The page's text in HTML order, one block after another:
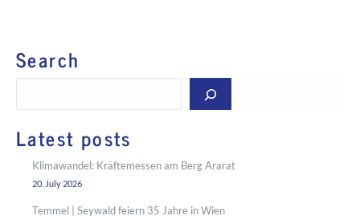
Search
Latest posts
Klimawandel: Kräftemessen am Berg Ararat
20. July 2026
Temmel | Seywald feiern 35 Jahre in Wien